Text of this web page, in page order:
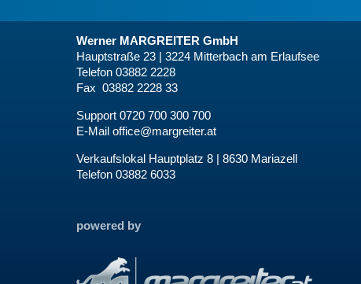
Werner MARGREITER GmbH
Hauptstraße 23 | 3224 Mitterbach am Erlaufsee
Telefon 03882 2228
Fax 03882 2228 33
Support 0720 700 300 700
E-Mail office@margreiter.at
Verkaufslokal Hauptplatz 8 | 8630 Mariazell
Telefon 03882 6033
powered by